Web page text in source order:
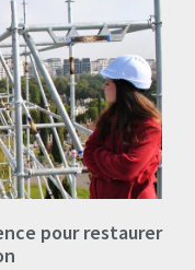
pour restaurer